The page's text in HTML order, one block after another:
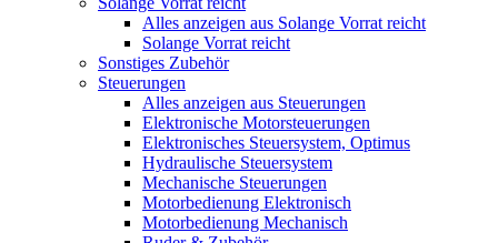
Alles anzeigen aus Solange Vorrat reicht
Solange Vorrat reicht
Sonstiges Zubehör
Steuerungen
Alles anzeigen aus Steuerungen
Elektronische Motorsteuerungen
Elektronisches Steuersystem, Optimus
Hydraulische Steuersystem
Mechanische Steuerungen
Motorbedienung Elektronisch
Motorbedienung Mechanisch